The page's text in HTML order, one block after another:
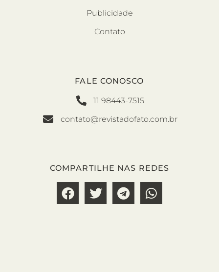
Publicidade
Contato
FALE CONOSCO
11 98443-7515
contato@revistadofato.com.br
COMPARTILHE NAS REDES